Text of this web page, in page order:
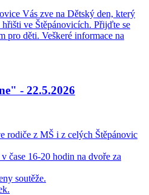
Vás zve na Dětský den, který
ve Štěpánovicích. Přijďte se
pro děti. Veškeré informace na
- 22.5.2026
rodiče z MŠ i z celých Štěpánovic
čase 16-20 hodin na dvoře za
soutěže.